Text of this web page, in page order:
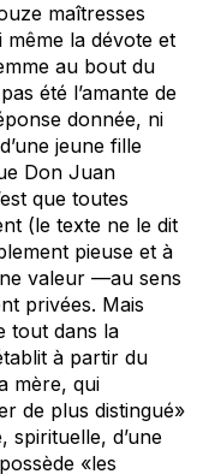
maîtresses
la dévote et
au bout du
été l’amante de
donnée, ni
jeune fille
Don Juan
que toutes
(le texte ne le dit
pieuse et à
valeur —au sens
privées. Mais
tout dans la
à partir du
mère, qui
de plus distingué»
spirituelle, d’une
«les